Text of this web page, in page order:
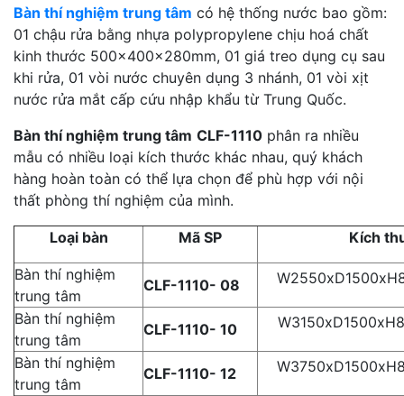
Bàn thí nghiệm trung tâm có hệ thống nước bao gồm:
01 chậu rửa bằng nhựa polypropylene chịu hoá chất
kinh thước 500x400x280mm, 01 giá treo dụng cụ sau
khi rửa, 01 vòi nước chuyên dụng 3 nhánh, 01 vòi xịt
nước rửa mắt cấp cứu nhập khẩu từ Trung Quốc.
Bàn thí nghiệm trung tâm CLF-1110 phân ra nhiều
mẫu có nhiều loại kích thước khác nhau, quý khách
hàng hoàn toàn có thể lựa chọn để phù hợp với nội
thất phòng thí nghiệm của mình.
Loại bàn Mã SP Kích
Bàn thí nghiệm
trung tâm
CLF-1110- 08
Bàn thí nghiệm
trung tâm
CLF-1110- 10
Bàn thí nghiệm
trung tâm
CLF-1110- 12